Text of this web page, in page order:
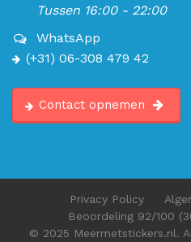
Tussen 16:00 - 22:00
WhatsApp
(+31) 06-308 479 42
Contact opnemen
Privacy Policy
Beoordeling 92/100
© 2025 Meermetstickers.nl.